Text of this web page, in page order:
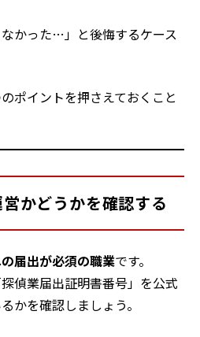
かった…」と後悔するケース
ポイントを押さえておくこと
かどうかを確認する
届出が必須の職業です。
偵業届出証明書番号」を公式
かを確認しましょう。